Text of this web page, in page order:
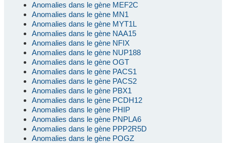
Anomalies dans le gène MEF2C
Anomalies dans le gène MN1
Anomalies dans le gène MYT1L
Anomalies dans le gène NAA15
Anomalies dans le gène NFIX
Anomalies dans le gène NUP188
Anomalies dans le gène OGT
Anomalies dans le gène PACS1
Anomalies dans le gène PACS2
Anomalies dans le gène PBX1
Anomalies dans le gène PCDH12
Anomalies dans le gène PHIP
Anomalies dans le gène PNPLA6
Anomalies dans le gène PPP2R5D
Anomalies dans le gène POGZ